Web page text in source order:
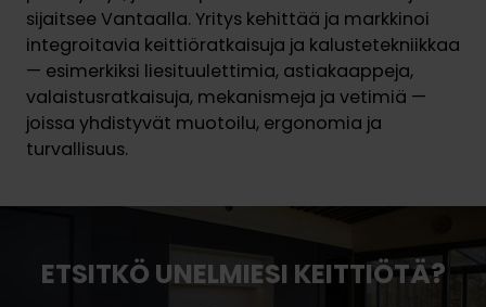
sijaitsee Vantaalla. Yritys kehittää ja markkinoi
integroitavia keittiöratkaisuja ja kalustetekniikkaa
— esimerkiksi liesituulettimia, astiakaappeja,
valaistusratkaisuja, mekanismeja ja vetimiä —
joissa yhdistyvät muotoilu, ergonomia ja
turvallisuus.
ETSITKÖ UNELMIESI KEITTIÖTÄ?